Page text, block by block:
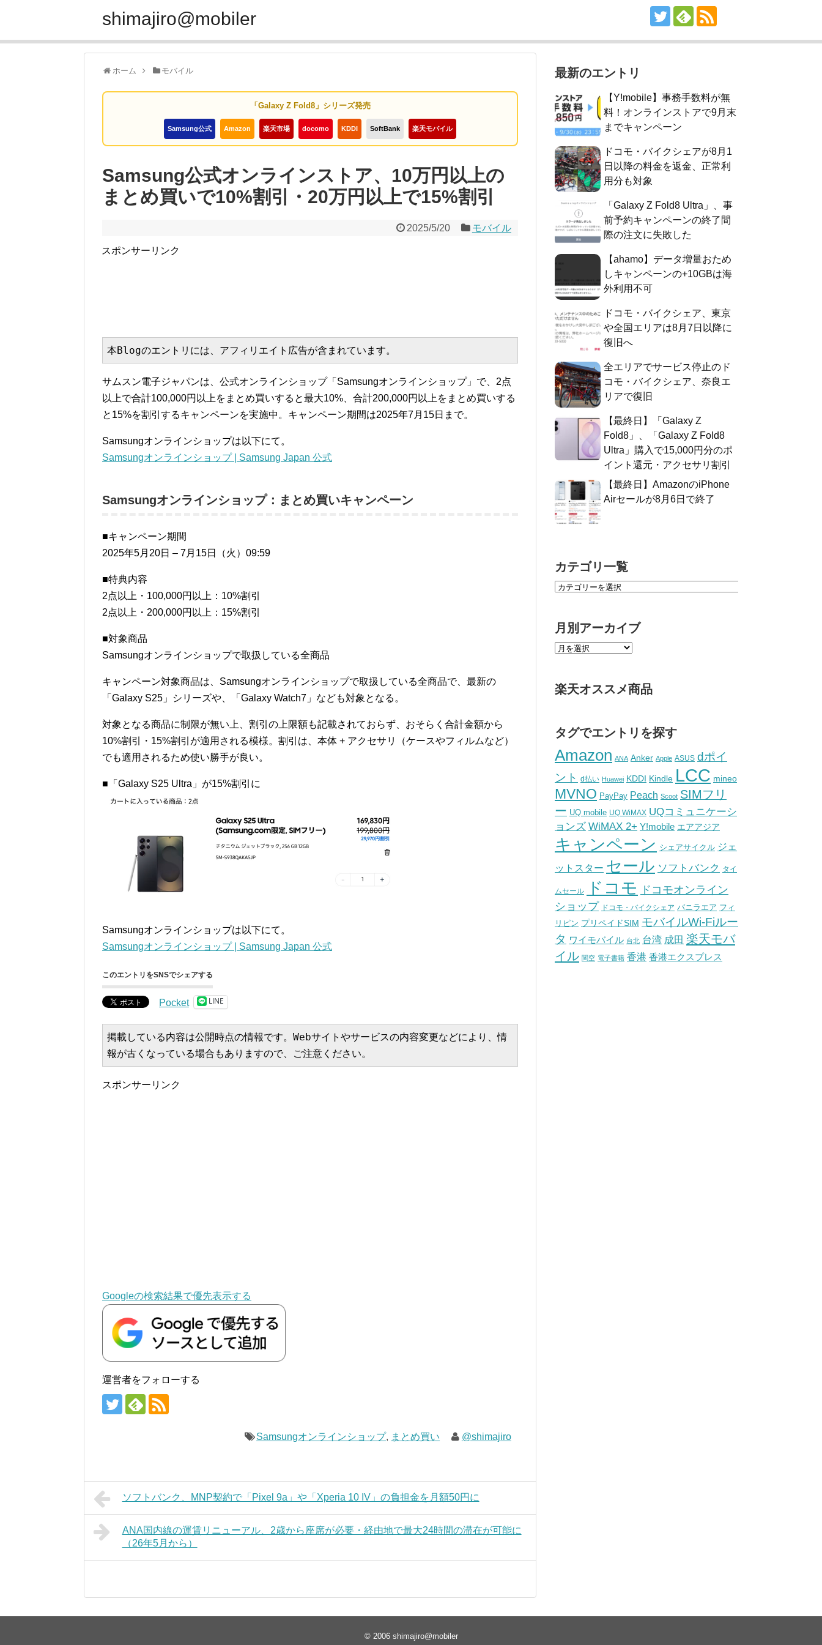
shimajiro@mobiler
ホーム モバイル
「Galaxy Z Fold8」シリーズ発売
Samsung公式 Amazon 楽天市場 docomo KDDI SoftBank 楽天モバイル
Samsung公式オンラインストア、10万円以上の
まとめ買いで10%割引・20万円以上で15%割引
2025/5/20 モバイル
スポンサーリンク
本Blogのエントリには、アフィリエイト広告が含まれています。
サムスン電子ジャパンは、公式オンラインショップ「Samsungオンラインショップ」で、2点
以上で合計100,000円以上をまとめ買いすると最大10%、合計200,000円以上をまとめ買いする
と15%を割引するキャンペーンを実施中。キャンペーン期間は2025年7月15日まで。
Samsungオンラインショップは以下にて。
Samsungオンラインショップ | Samsung Japan 公式
Samsungオンラインショップ：まとめ買いキャンペーン
■キャンペーン期間
2025年5月20日 – 7月15日（火）09:59
■特典内容
2点以上・100,000円以上：10%割引
2点以上・200,000円以上：15%割引
■対象商品
Samsungオンラインショップで取扱している全商品
キャンペーン対象商品は、Samsungオンラインショップで取扱している全商品で、最新の
「Galaxy S25」シリーズや、「Galaxy Watch7」なども対象となる。
対象となる商品に制限が無い上、割引の上限額も記載されておらず、おそらく合計金額から
10%割引・15%割引が適用される模様。割引は、本体 + アクセサリ（ケースやフィルムなど）
でも適用されるため使い勝手が良い。
■「Galaxy S25 Ultra」が15%割引に
Samsungオンラインショップは以下にて。
Samsungオンラインショップ | Samsung Japan 公式
このエントリをSNSでシェアする
Pocket LINE
掲載している内容は公開時点の情報です。Webサイトやサービスの内容変更などにより、情
報が古くなっている場合もありますので、ご注意ください。
スポンサーリンク
Googleの検索結果で優先表示する
運営者をフォローする
Samsungオンラインショップ, まとめ買い @shimajiro
ソフトバンク、MNP契約で「Pixel 9a」や「Xperia 10 IV」の負担金を月額50円に
ANA国内線の運賃リニューアル、2歳から座席が必要・経由地で最大24時間の滞在が可能に
（26年5月から）
最新のエントリ
【Y!mobile】事務手数料が無
料！オンラインストアで9月末
までキャンペーン
ドコモ・バイクシェアが8月1
日以降の料金を返金、正常利
用分も対象
「Galaxy Z Fold8 Ultra」、事
前予約キャンペーンの終了間
際の注文に失敗した
【ahamo】データ増量おため
しキャンペーンの+10GBは海
外利用不可
ドコモ・バイクシェア、東京
や全国エリアは8月7日以降に
復旧へ
全エリアでサービス停止のド
コモ・バイクシェア、奈良エ
リアで復旧
【最終日】「Galaxy Z
Fold8」、「Galaxy Z Fold8
Ultra」購入で15,000円分のポ
イント還元・アクセサリ割引
【最終日】AmazonのiPhone
Airセールが8月6日で終了
カテゴリ一覧
月別アーカイブ
楽天オススメ商品
タグでエントリを探す
Amazon ANA Anker Apple ASUS dポイ
ント
d払い Huawei KDDI Kindle LCC mineo
MVNO PayPay Peach Scoot SIMフリ
ー UQ mobile UQ WiMAX UQコミュニケーシ
ョンズ WiMAX 2+ Y!mobile エアアジア
キャンペーン シェアサイクル ジェ
ットスター セール ソフトバンク タイ
ムセール ドコモ
ドコモオンライン
ショップ ドコモ・バイクシェア バニラエア フィ
リピン プリペイドSIM モバイルWi-Fiルー
タ ワイモバイル 台北 台湾 成田 楽天モバ
イル 関空 電子書籍 香港 香港エクスプレス
© 2006 shimajiro@mobiler